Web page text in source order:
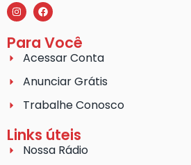
Para Você
Acessar Conta
Anunciar Grátis
Trabalhe Conosco
Links úteis
Nossa Rádio